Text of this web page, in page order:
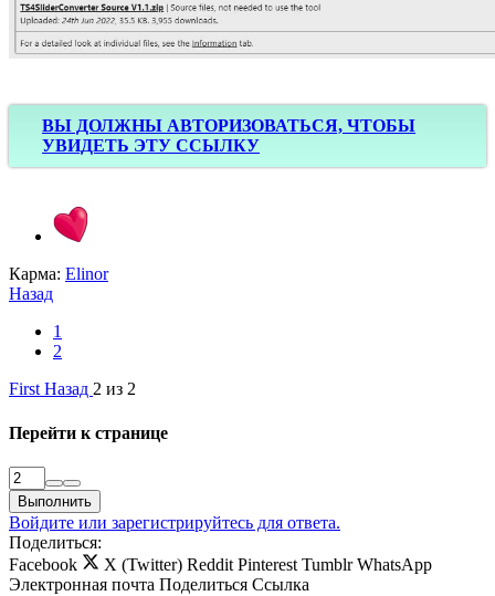
ВЫ ДОЛЖНЫ АВТОРИЗОВАТЬСЯ, ЧТОБЫ
УВИДЕТЬ ЭТУ ССЫЛКУ
Карма: Elinor
Назад
1
2
First Назад 2 из 2
Перейти к странице
Выполнить
Войдите или зарегистрируйтесь для ответа.
Поделиться:
Facebook
X (Twitter) Reddit Pinterest Tumblr WhatsApp
Электронная почта Поделиться Ссылка